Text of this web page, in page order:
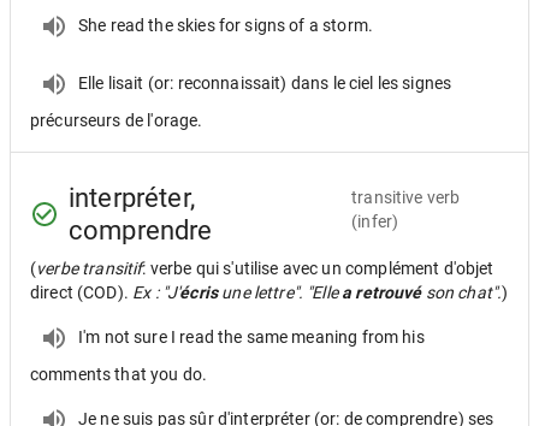
She read the skies for signs of a storm.
Elle lisait (or: reconnaissait) dans le ciel les signes
précurseurs de l'orage.
interpréter,
comprendre
transitive verb
(infer)
(verbe transitif: verbe qui s'utilise avec un complément d'objet
direct (COD). Ex : "J'écrisune lettre". "Ellea retrouvéson chat".)
I'm not sure I read the same meaning from his
comments that you do.
Je ne suis pas sûr d'interpréter (or: de comprendre) ses